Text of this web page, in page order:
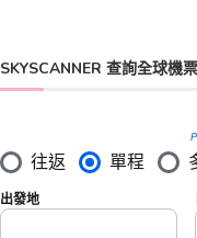
SKYSCANNER 查詢全球機